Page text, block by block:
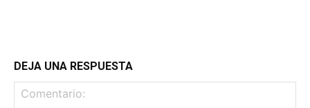
DEJA UNA RESPUESTA